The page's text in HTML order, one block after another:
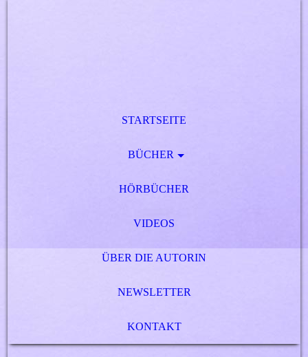
STARTSEITE
BÜCHER
HÖRBÜCHER
VIDEOS
ÜBER DIE AUTORIN
NEWSLETTER
KONTAKT